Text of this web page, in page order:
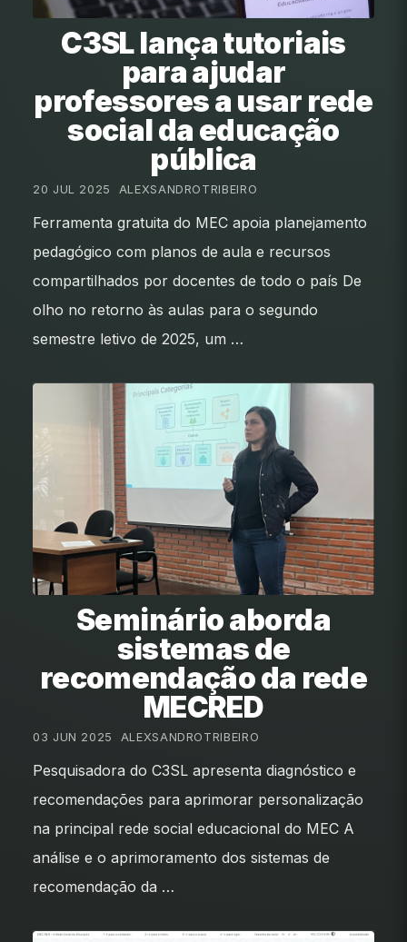
C3SL lança tutoriais
para ajudar
professores a usar rede
social da educação
pública
20 JUL 2025 ALEXSANDROTRIBEIRO
Ferramenta gratuita do MEC apoia planejamento
pedagógico com planos de aula e recursos
compartilhados por docentes de todo o país De
olho no retorno às aulas para o segundo
semestre letivo de 2025, um …
Seminário aborda
sistemas de
recomendação da rede
MECRED
03 JUN 2025 ALEXSANDROTRIBEIRO
Pesquisadora do C3SL apresenta diagnóstico e
recomendações para aprimorar personalização
na principal rede social educacional do MEC A
análise e o aprimoramento dos sistemas de
recomendação da …